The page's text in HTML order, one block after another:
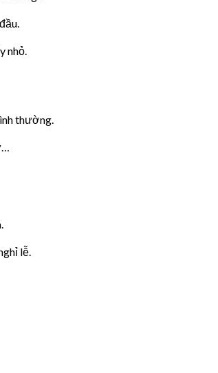
nhỏ.
thường.
lễ.